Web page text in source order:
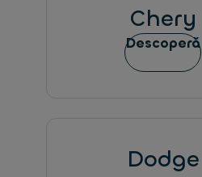
Chery
Descoperă
Dodge